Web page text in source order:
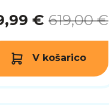
€ 619,00 €
V košarico